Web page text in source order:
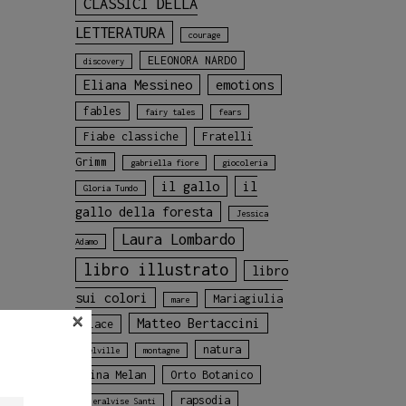
CLASSICI DELLA
LETTERATURA
courage
discovery ELEONORA NARDO
Eliana Messineo emotions
fables fairy tales fears
Fiabe classiche
Fratelli
Grimm
gabriella fiore giocoleria
Gloria Tundo il gallo
il
gallo della foresta
Jessica
Adamo Laura Lombardo
libro illustrato
libro
sui colori
mare
Mariagiulia
Colace
Matteo Bertaccini
Melville montagne
natura
Nina Melan
Orto Botanico
Pieralvise Santi rapsodia
×